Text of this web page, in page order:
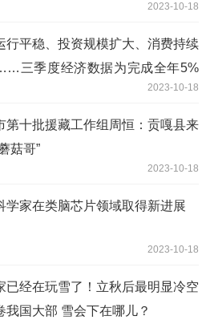
2023-10-18
行平稳、投资规模扩大、消费持续
三季度经济数据为完成全年5%
2023-10-18
第十批援藏工作组周恒：贡嘎县来
菇哥”
2023-10-18
学家在类脑芯片领域取得新进展
2023-10-18
已经在玩雪了！立秋后最明显冷空
我国大部 雪会下在哪儿？